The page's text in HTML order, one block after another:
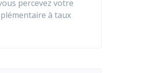
percevez votre
à taux